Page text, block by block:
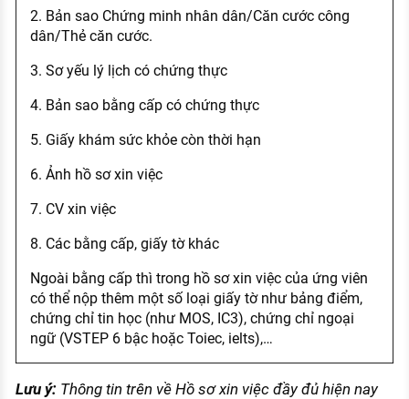
2. Bản sao Chứng minh nhân dân/Căn cước công
dân/Thẻ căn cước.
3. Sơ yếu lý lịch có chứng thực
4. Bản sao bằng cấp có chứng thực
5. Giấy khám sức khỏe còn thời hạn
6. Ảnh hồ sơ xin việc
7. CV xin việc
8. Các bằng cấp, giấy tờ khác
Ngoài bằng cấp thì trong hồ sơ xin việc của ứng viên
có thể nộp thêm một số loại giấy tờ như bảng điểm,
chứng chỉ tin học (như MOS, IC3), chứng chỉ ngoại
ngữ (VSTEP 6 bậc hoặc Toiec, ielts),…
Lưu ý: Thông tin trên về Hồ sơ xin việc đầy đủ hiện nay